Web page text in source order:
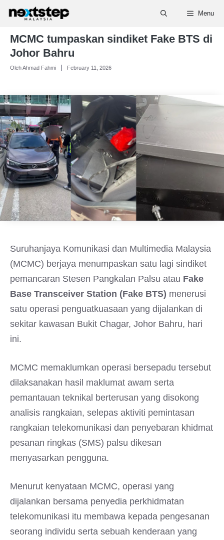
Skip
content
Menu
MCMC tumpaskan sindiket Fake BTS di
Johor Bahru
Oleh Ahmad Fahmi February 11, 2026
Suruhanjaya Komunikasi dan Multimedia Malaysia
(MCMC) berjaya menumpaskan satu lagi sindiket
pemancaran Stesen Pangkalan Palsu atau Fake
Base Transceiver Station (Fake BTS) menerusi
satu operasi penguatkuasaan yang dijalankan di
sekitar kawasan Bukit Chagar, Johor Bahru, hari
ini.
MCMC memaklumkan operasi bersepadu tersebut
dilaksanakan hasil maklumat awam serta
pemantauan teknikal berterusan yang disokong
analisis rangkaian, selepas aktiviti pemintasan
rangkaian telekomunikasi dan penyebaran khidmat
pesanan ringkas (SMS) palsu dikesan
menyasarkan pengguna.
Menurut kenyataan MCMC, operasi yang
dijalankan bersama penyedia perkhidmatan
telekomunikasi itu membawa kepada pengesanan
seorang individu serta sebuah kenderaan yang